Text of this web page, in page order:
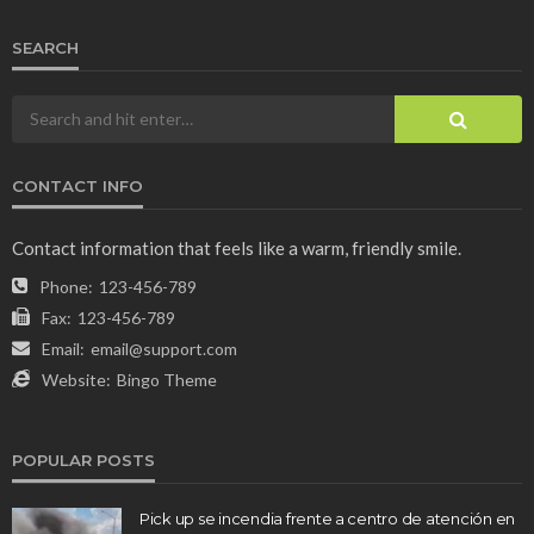
SEARCH
CONTACT INFO
Contact information that feels like a warm, friendly smile.
Phone: 123-456-789
Fax: 123-456-789
Email: email@support.com
Website: Bingo Theme
POPULAR POSTS
Pick up se incendia frente a centro de atención en